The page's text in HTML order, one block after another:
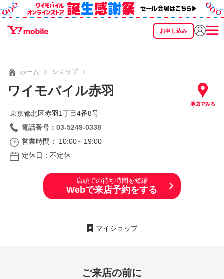
お申し込み
SEARCH
ホーム ショップ
ワイモバイル赤羽
地図でみる
東京都北区赤羽1丁目4番8号
電話番号：03-5249-0338
営業時間： 10:00～19:00
定休日：不定休
店頭での待ち時間を短縮
Webで来店予約をする
マイショップ
ご来店の前に